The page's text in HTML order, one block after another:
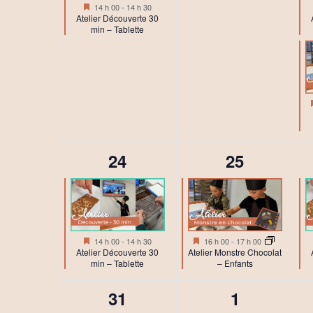
n
,
Mis
en
avant
14 h 00- 14 h 30
Atelier Découverte 30
min – Tablette
1
é
v
è
n
m
24
Mis
en
avant
14 h 00- 14 h 30
Atelier Découverte 30
min – Tablette
1
é
v
è
n
m
25
Mis
en
16 h 00- 17 h 00
Atelier Monstre Chocolat
– Enfants
0
31
0
1